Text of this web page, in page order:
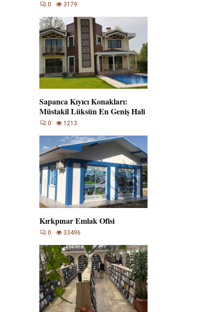
0 3179
Sapanca Kıyıcı Konakları:
Müstakil Lüksün En Geniş Hali
0 1213
Kırkpınar Emlak Ofisi
0 33496